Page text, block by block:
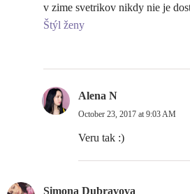
v zime svetrikov nikdy nie je
Štýl ženy
Alena N
October 23, 2017 at 9:03 AM
Veru tak :)
Simona Dubravova